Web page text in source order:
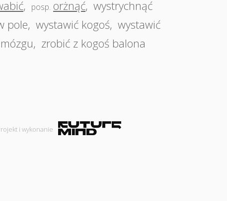
, posp. orżnąć, wystrychnąć
pole, wystawić kogoś, wystawić
, zrobić z kogoś balona
i wykonanie